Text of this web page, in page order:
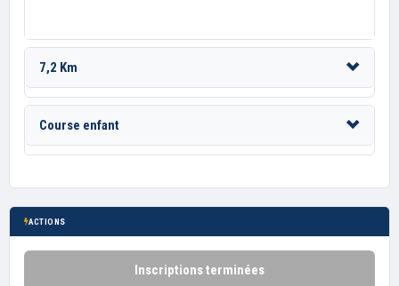
7,2 Km
Course enfant
ACTIONS
Inscriptions terminées